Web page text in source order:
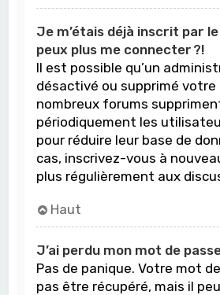
Je m’étais déjà inscrit par
peux plus me connecter ?!
Il est possible qu’un
désactivé ou supprimé votre
nombreux forums
périodiquement les
pour réduire leur base de
cas, inscrivez-vous à
plus régulièrement aux
Haut
J’ai perdu mon mot de
Pas de panique. Votre mot
pas être récupéré, mais il